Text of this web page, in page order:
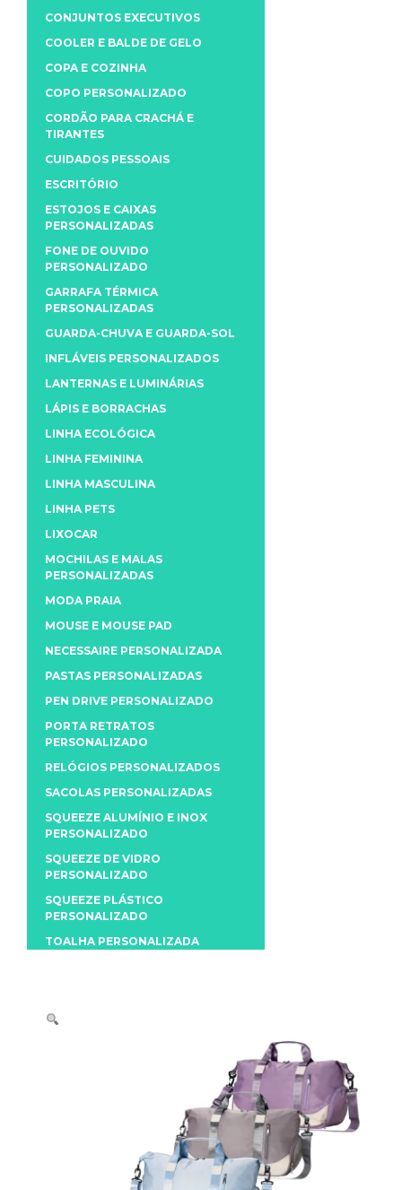
CONJUNTOS EXECUTIVOS
COOLER E BALDE DE GELO
COPA E COZINHA
COPO PERSONALIZADO
CORDÃO PARA CRACHÁ E
TIRANTES
CUIDADOS PESSOAIS
ESCRITÓRIO
ESTOJOS E CAIXAS
PERSONALIZADAS
FONE DE OUVIDO
PERSONALIZADO
GARRAFA TÉRMICA
PERSONALIZADAS
GUARDA-CHUVA E GUARDA-SOL
INFLÁVEIS PERSONALIZADOS
LANTERNAS E LUMINÁRIAS
LÁPIS E BORRACHAS
LINHA ECOLÓGICA
LINHA FEMININA
LINHA MASCULINA
LINHA PETS
LIXOCAR
MOCHILAS E MALAS
PERSONALIZADAS
MODA PRAIA
MOUSE E MOUSE PAD
NECESSAIRE PERSONALIZADA
PASTAS PERSONALIZADAS
PEN DRIVE PERSONALIZADO
PORTA RETRATOS
PERSONALIZADO
RELÓGIOS PERSONALIZADOS
SACOLAS PERSONALIZADAS
SQUEEZE ALUMÍNIO E INOX
PERSONALIZADO
SQUEEZE DE VIDRO
PERSONALIZADO
SQUEEZE PLÁSTICO
PERSONALIZADO
TOALHA PERSONALIZADA